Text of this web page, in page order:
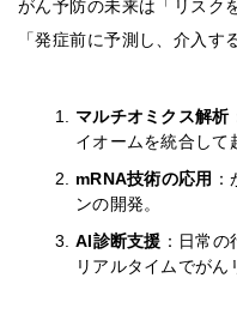
がん予防の未来は「リスク
「発症前に予測し、介入す
マルチオミクス解析
イオームを統合して
mRNA技術の応用
ンの開発。
AI診断支援 ：日常
リアルタイムでがん